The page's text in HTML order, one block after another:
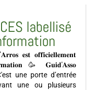
labellisé
𝐞𝐬𝐭 𝐨𝐟𝐟𝐢𝐜𝐢𝐞𝐥𝐥𝐞𝐦𝐞𝐧𝐭
🥳 𝐆𝐮𝐢𝐝'𝐀𝐬𝐬𝐨
une porte d’entrée
une ou plusieurs